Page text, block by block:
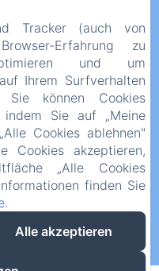
DE
Tracker (auch von
Erfahrung zu
und um
Ihrem Surfverhalten
können Cookies
indem Sie auf „Meine
Cookies ablehnen"
Cookies akzeptieren,
„Alle Cookies
finden Sie
.
Alle akzeptieren